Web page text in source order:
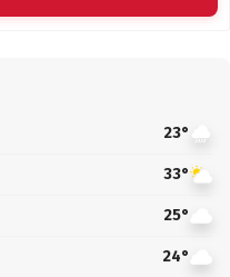
23°
33°
25°
24°